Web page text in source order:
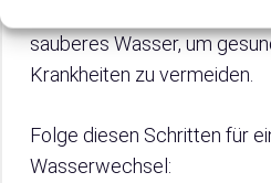
sauberes Wasser, um
Krankheiten zu vermeiden.
Folge diesen Schritten für
Wasserwechsel: